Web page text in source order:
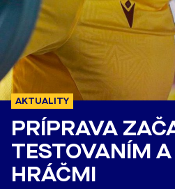
AKTUALITY
PRÍPRAVA
TESTOVANÍM
HRÁČMI